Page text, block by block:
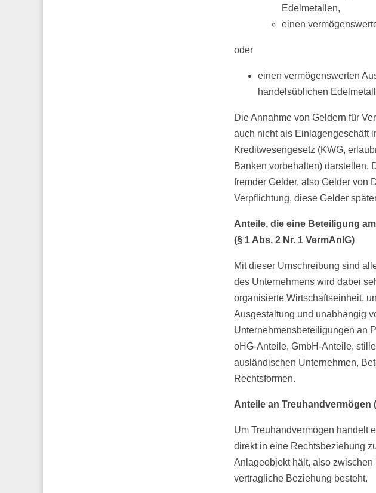
Edelmetallen,
einen
oder
einen vermögenswerten
handelsüblichen
Die Annahme von Geldern für
auch nicht als Einlagengeschäft
Kreditwesengesetz (KWG,
Banken vorbehalten) darstellen.
fremder Gelder, also Gelder von
Verpflichtung, diese Gelder
Anteile, die eine Beteiligung
(§ 1 Abs. 2 Nr. 1 VermAnlG)
Mit dieser Umschreibung sind
des Unternehmens wird dabei
organisierte Wirtschaftseinheit,
Ausgestaltung und unabhängig
Unternehmensbeteiligungen an
oHG-Anteile, GmbH-Anteile,
ausländischen Unternehmen,
Rechtsformen.
Anteile an Treuhandvermögen
Um Treuhandvermögen handelt
direkt in eine Rechtsbeziehung
Anlageobjekt hält, also
vertragliche Beziehung besteht.